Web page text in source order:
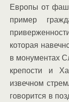
Европы от
пример
которая
в монументах
крепости и
извечном
говорится в